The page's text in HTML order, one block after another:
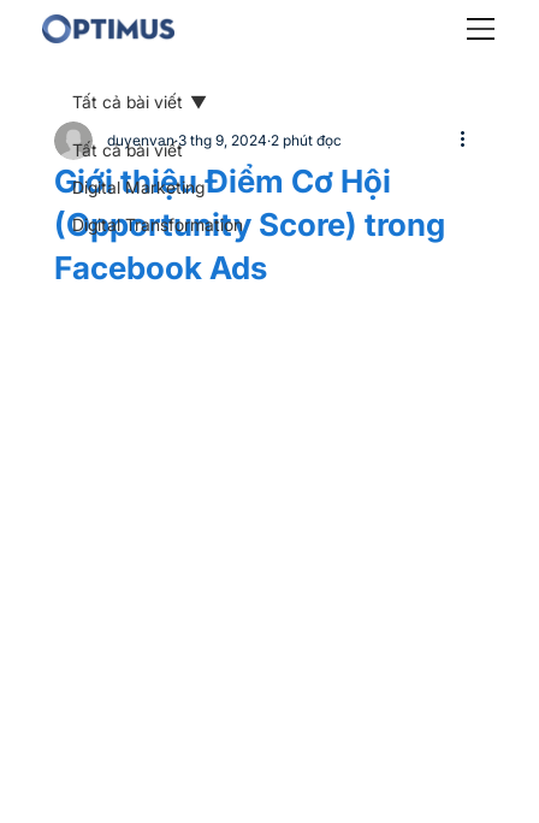
Tất cả bài viết
Digital Marketing
Digital Transformation
Tất cả bài viết
Giới thiệu Điểm Cơ Hội
(Opportunity Score) trong ​
Facebook Ads
duyenvan 3 thg 9, 2024 2 phút đọc